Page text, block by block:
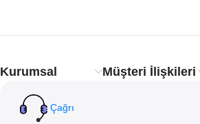
Kurumsal Müşteri İlişkileri
Çağrı